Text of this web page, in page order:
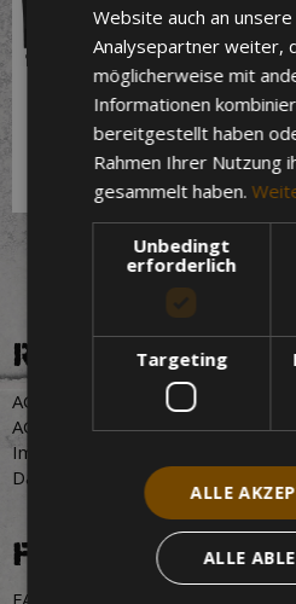
Regenponcho
Emblem
6,66 €
RECHT &
AGB
AGB Summer Breeze 2026
Impressum
Datenschutz
FRAGEN ZUR
FAQ
Website auch an
Analysepartner weiter,
möglicherweise mit
Informationen
bereitgestellt haben
Rahmen Ihrer Nutzung
gesammelt haben.
Unbedingt
erforderlich
Targeting
ALLE
ALLE